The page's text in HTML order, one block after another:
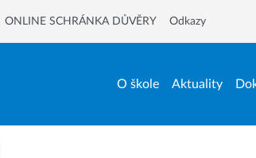
O škole Aktuality
ONLINE SCHRÁNKA DŮVĚRY Odkazy